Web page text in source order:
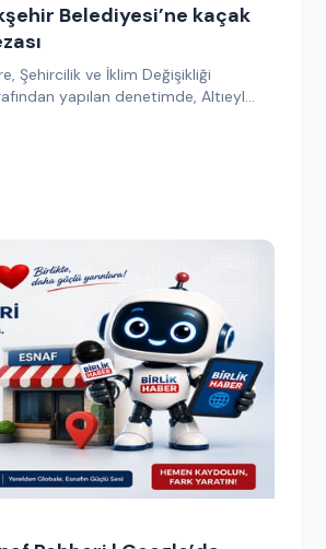
Belediyesi’ne kaçak
Şehircilik ve İklim Değişikliği
yapılan denetimde, Altıeylül
faaliyet gösteren…